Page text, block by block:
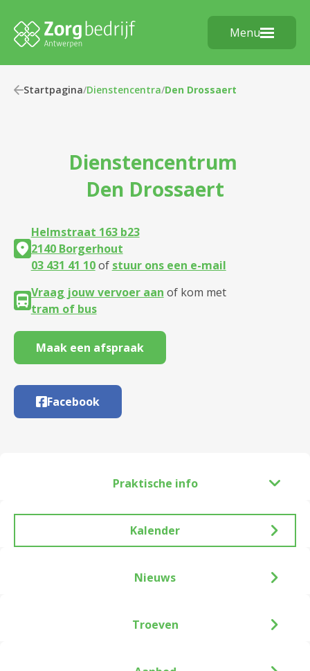
Menu
Startpagina/Dienstencentra/Den Drossaert
Dienstencentrum
Den Drossaert
Helmstraat 163 b23
2140 Borgerhout
03 431 41 10of stuur ons een e-mail
Vraag jouw vervoer aan of kom met
tram of bus
Maak een afspraak
Facebook
Praktische info
Kalender
Nieuws
Troeven